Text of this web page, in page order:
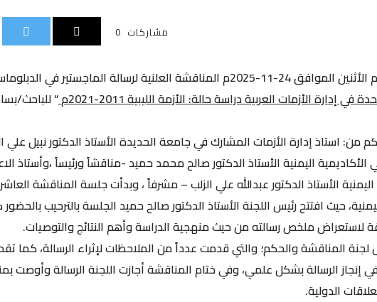
0 مشاركات
عقدت الأكاديمية اليمنية اليوم الأثنين الموافق 24-11-2025م المناقشة العلنية لرسالة
في إدارة الأزمات العربية دراسة حالة: الأزمة الليبية2011-2021م
“ للباحث/
استاذ إدارة الأزمات المشارك في جامعة الحديدة الأستاذ الدكتور نبيل
اليمنية الأستاذ الدكتور صالح محمد حميد -مناقشاً ورئيساً ،وأستاذ
الأستاذ الدكتور عبدالله علي الزلب – مشرفاً ، وبدأت جلسة المناقشة
حيث افتتح رئيس اللجنة الأستاذ الدكتور صالح حميد الجلسة بالترحيب
ملخص رسالته من حيث منهجية الدراسة وأهم النتائج والتوصيات.
المناقشة والحكم؛ والتي قدمت عدداً من الملاحظات لإثراء الرسالة، كما
في إنجاز الرسالة بشكل علمي، وفي ختام المناقشة أجازت اللجنة الرسالة وأوصت
الدولية.